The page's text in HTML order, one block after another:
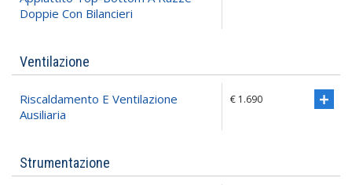
Doppie Con Bilancieri
Ventilazione
Riscaldamento E Ventilazione
Ausiliaria
€ 1.690
Strumentazione